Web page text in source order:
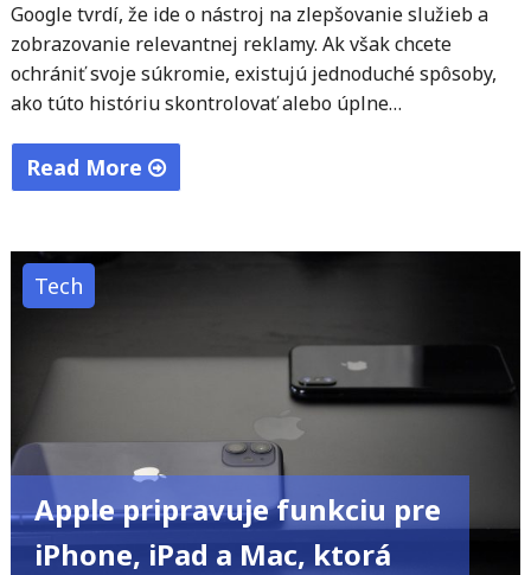
Google tvrdí, že ide o nástroj na zlepšovanie služieb a
zobrazovanie relevantnej reklamy. Ak však chcete
ochrániť svoje súkromie, existujú jednoduché spôsoby,
ako túto históriu skontrolovať alebo úplne…
Read More
vymazať
Google
účte"
Tech
Apple pripravuje funkciu pre
iPhone, iPad a Mac, ktorá